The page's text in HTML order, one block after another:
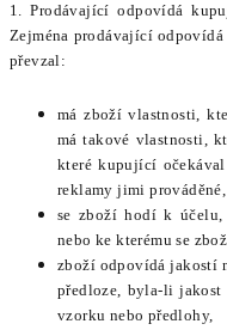
1. Prodávající odpovídá
Zejména prodávající
převzal:
má zboží vlastnosti,
má takové vlastnosti,
které kupující
reklamy jimi prováděné,
se zboží hodí k
nebo ke kterému se
zboží odpovídá jakostí
předloze, byla-li jakost
vzorku nebo předlohy,